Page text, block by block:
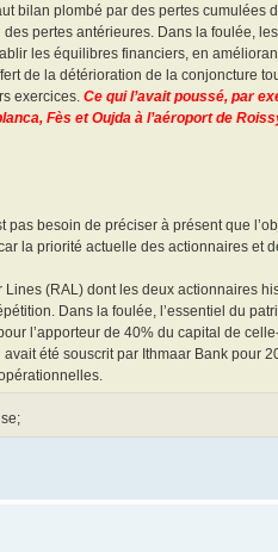
bilan plombé par des pertes cumulées
pertes antérieures. Dans la foulée,
les équilibres financiers, en
de la détérioration de la conjoncture
exercices. Ce qui l’avait poussé, par
Fès et Oujda à l’aéroport de
pas besoin de préciser à présent que
la priorité actuelle des actionnaires et
(RAL) dont les deux actionnaires
Dans la foulée, l’essentiel du
l’apporteur de 40% du capital de
été souscrit par Ithmaar Bank pour